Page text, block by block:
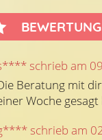
Kartendecks
Rat und Tat zur Seite
auf deinen Anruf.....
schrieb am
Beratung mit
Woche
schrieb am